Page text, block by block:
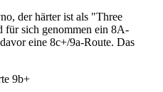
der härter ist als "Three
für sich genommen ein 8A-
eine 8c+/9a-Route. Das
9b+